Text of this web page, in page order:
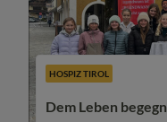
HOSPIZ TIROL
Dem Leben